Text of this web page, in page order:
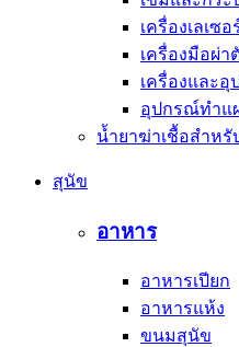
เครื่องเลเซอ
เครื่องมือผ่า
เครื่องและ
อุปกรณ์ทำแ
น้ำยาฆ่าเชื้อสำหรั
สุนัข
อาหาร
อาหารเปียก
อาหารแห้ง
ขนมสุนัข